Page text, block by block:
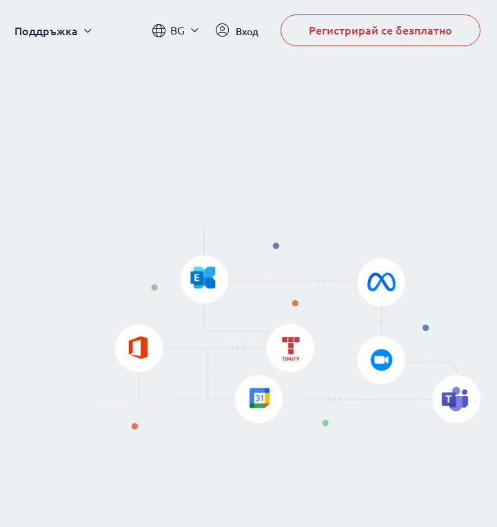
Поддръжка BG Вход Регистрирай се безплатно